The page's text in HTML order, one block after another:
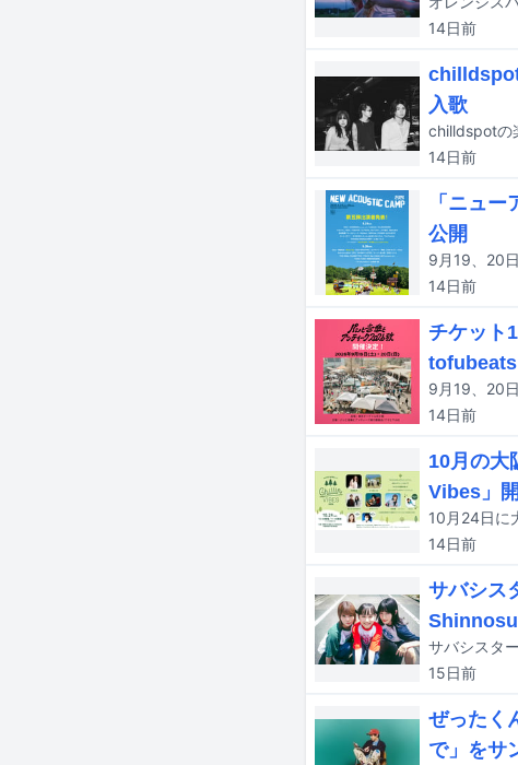
14日前
chilldspot
入歌
chilldspotの
14日前
「ニュ
公開
14日前
チケット
tofubeats
14日前
10月の大
Vibes」
14日前
サバシス
15日前
ぜったく
で」をサ